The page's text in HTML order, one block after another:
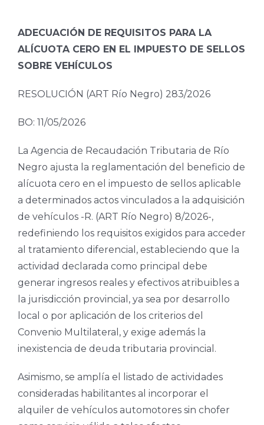
ADECUACIÓN DE REQUISITOS PARA LA
ALÍCUOTA CERO EN EL IMPUESTO DE SELLOS
SOBRE VEHÍCULOS
RESOLUCIÓN (ART Río Negro) 283/2026
BO: 11/05/2026
La Agencia de Recaudación Tributaria de Río
Negro ajusta la reglamentación del beneficio de
alícuota cero en el impuesto de sellos aplicable
a determinados actos vinculados a la adquisición
de vehículos -R. (ART Río Negro) 8/2026-,
redefiniendo los requisitos exigidos para acceder
al tratamiento diferencial, estableciendo que la
actividad declarada como principal debe
generar ingresos reales y efectivos atribuibles a
la jurisdicción provincial, ya sea por desarrollo
local o por aplicación de los criterios del
Convenio Multilateral, y exige además la
inexistencia de deuda tributaria provincial.
Asimismo, se amplía el listado de actividades
consideradas habilitantes al incorporar el
alquiler de vehículos automotores sin chofer